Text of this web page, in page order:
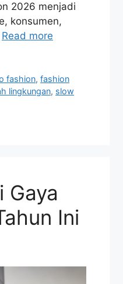
2026 menjadi
konsumen,
Read more
fashion,fashion
lingkungan, slow
Gaya
Ini